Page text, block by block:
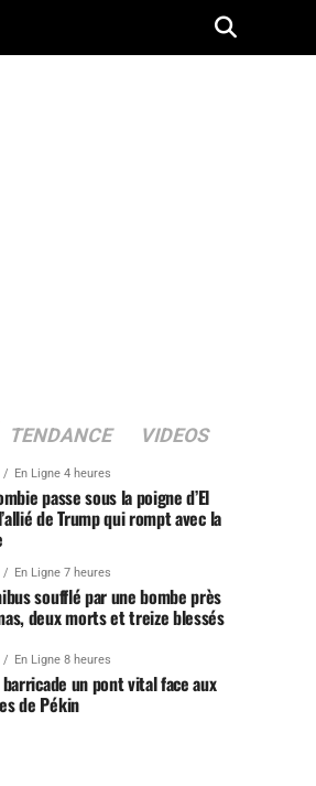
TENDANCE VIDEOS
En Ligne 4 heures
passe sous la poigne d’El
de Trump qui rompt avec la
En Ligne 7 heures
soufflé par une bombe près
deux morts et treize blessés
En Ligne 8 heures
barricade un pont vital face aux
de Pékin